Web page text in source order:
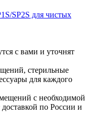
SP2S для чистых
с вами и уточнят
стерильные
для каждого
с необходимой
по России и